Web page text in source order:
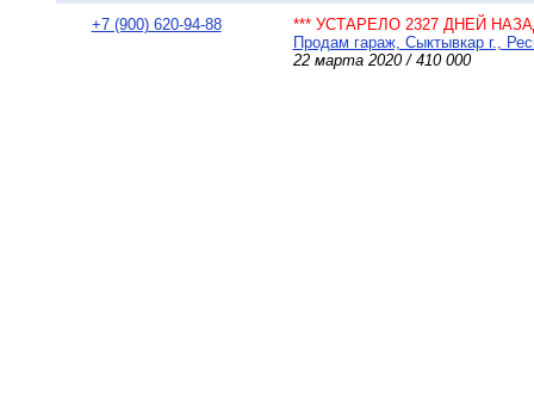
+7 (900) 620-94-88
*** УСТАРЕЛО 2327 ДНЕЙ
Продам гараж, Сыктывкар г.,
22 марта 2020 / 410 000